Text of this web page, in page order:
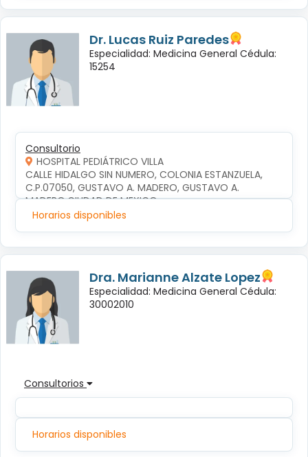
Dr. Lucas Ruiz Paredes
Especialidad: Medicina General Cédula:
15254
Consultorio
HOSPITAL PEDIÁTRICO VILLA
CALLE HIDALGO SIN NUMERO, COLONIA ESTANZUELA,
C.P.07050, GUSTAVO A. MADERO, GUSTAVO A.
MADERO,CIUDAD DE MEXICO
Horarios disponibles
Dra. Marianne Alzate Lopez
Especialidad: Medicina General Cédula:
30002010
Consultorios
Horarios disponibles